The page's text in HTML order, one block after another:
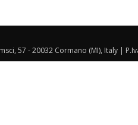
57 - 20032 Cormano (MI), Italy |